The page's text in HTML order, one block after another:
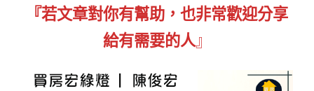
『若文章對你有幫助，也非常歡迎分享
給有需要的人』